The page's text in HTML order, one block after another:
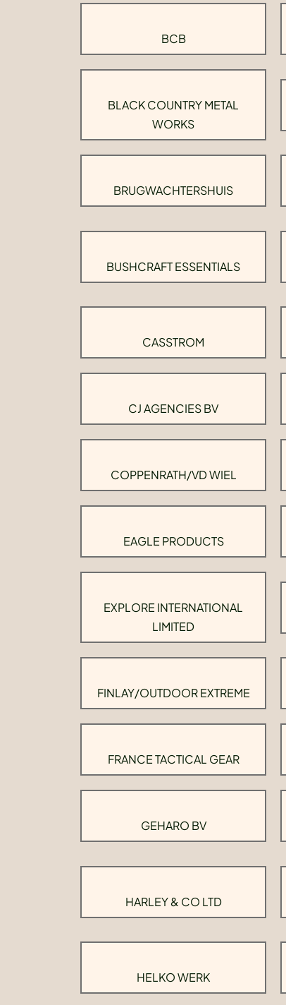
BCB
BLACK COUNTRY METAL
WORKS
BRUGWACHTERSHUIS
BUSHCRAFT ESSENTIALS
CASSTROM
CJ AGENCIES BV
COPPENRATH/VD WIEL
EAGLE PRODUCTS
EXPLORE INTERNATIONAL
LIMITED
FINLAY/OUTDOOR EXTREME
FRANCE TACTICAL GEAR
GEHARO BV
HARLEY & CO LTD
HELKO WERK